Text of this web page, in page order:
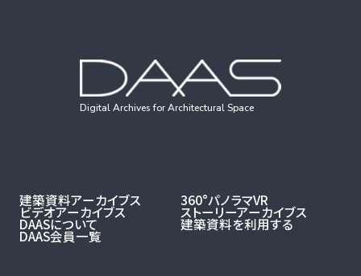
Digital Archives for Architectural Space
建築資料アーカイブス 360°パノラマVR
ビデオアーカイブス ストーリーアーカイブス
DAASについて 建築資料を利用する
DAAS会員一覧